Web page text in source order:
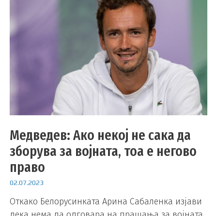
Медведев: Ако некој не сака да
зборува за војната, тоа е негово
право
02.07.2023
Откако Белорусинката Арина Сабаленка изјави